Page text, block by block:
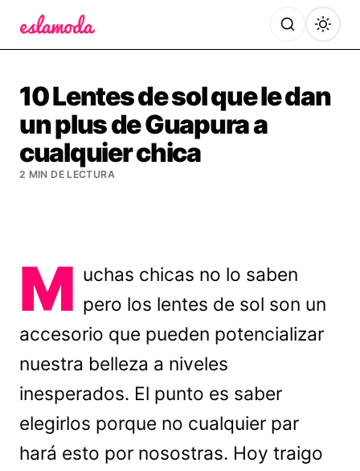
10 Lentes de sol que le dan
un plus de Guapura a
cualquier chica
2 MIN DE LECTURA
M uchas chicas no lo saben
pero los lentes de sol son un
accesorio que pueden potencializar
nuestra belleza a niveles
inesperados. El punto es saber
elegirlos porque no cualquier par
hará esto por nosostras. Hoy traigo